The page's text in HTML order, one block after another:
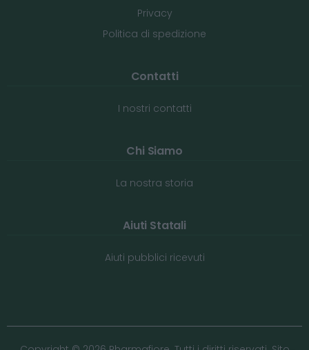
Privacy
Politica di spedizione
Contatti
I nostri contatti
Chi Siamo
La nostra storia
Aiuti Statali
Aiuti pubblici ricevuti